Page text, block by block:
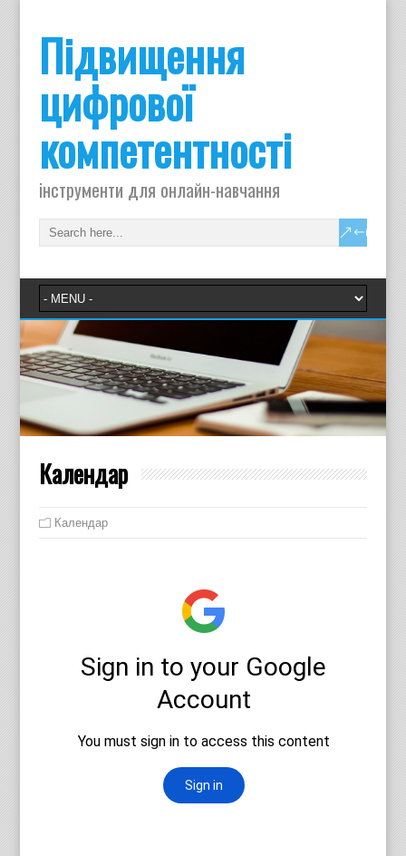
Підвищення
цифрової
компетентності
інструменти для онлайн-навчання
Календар
Календар